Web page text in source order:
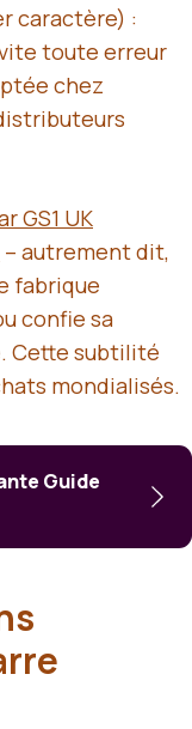
caractère) :
toute erreur
chez
GS1 UK
– autrement dit,
fabrique
confie sa
Cette subtilité
mondialisés.
Guide